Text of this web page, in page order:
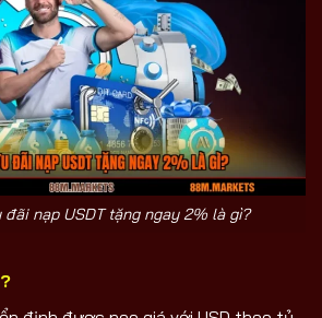
đãi nạp USDT tặng ngay 2% là gì?